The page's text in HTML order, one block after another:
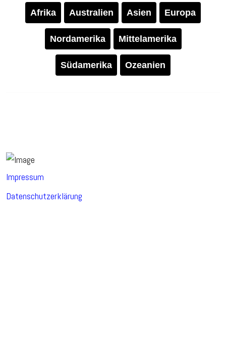
Afrika Australien Asien Europa
Nordamerika Mittelamerika
Südamerika Ozeanien
Impressum
Datenschutzerklärung